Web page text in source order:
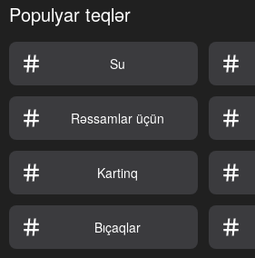
Populyar teqlər
Su
Rəssamlar üçün
Kartinq
Bıçaqlar